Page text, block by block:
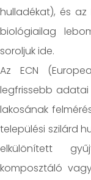
hulladékat), és
biológiailag
soroljuk ide.
Az ECN
legfrissebb adatai
lakosának
települési szilárd
elkülönített
komposztáló